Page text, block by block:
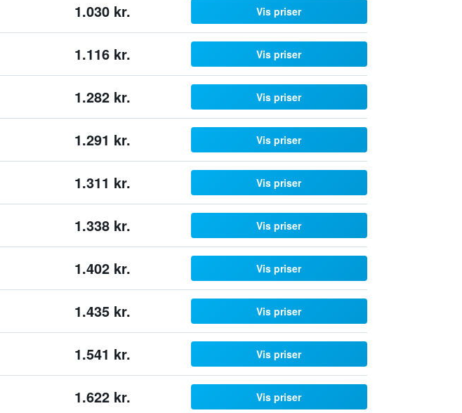
1.030 kr. Vis priser
1.116 kr. Vis priser
1.282 kr. Vis priser
1.291 kr. Vis priser
1.311 kr. Vis priser
1.338 kr. Vis priser
1.402 kr. Vis priser
1.435 kr. Vis priser
1.541 kr. Vis priser
1.622 kr. Vis priser